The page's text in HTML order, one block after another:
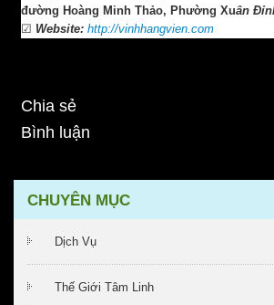
đường Hoàng Minh Thảo, Phường Xuân
☑ Website: http://vinhhangvien.com
Chia sẻ
Bình luận
CHUYÊN MỤC
Dịch Vụ
Thế Giới Tâm Linh